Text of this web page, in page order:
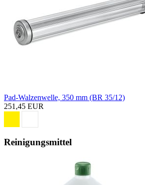
Pad-Walzenwelle, 350 mm (BR 35/12)
251,45 EUR
Reinigungsmittel